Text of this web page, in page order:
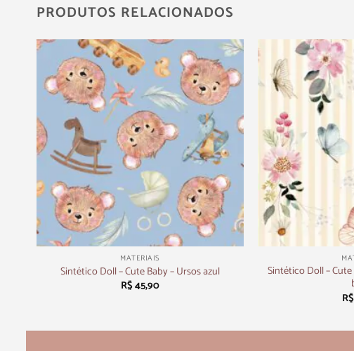
PRODUTOS RELACIONADOS
MATERIAIS
Sintético Doll – Cute Baby – Ursos azul
R$45,90
+
Sintético Doll –
R$